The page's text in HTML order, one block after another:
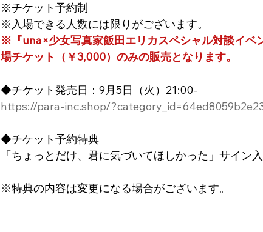
※チケット予約制
※入場できる人数には限りがございます。
※『una×少女写真家飯田エリカスペシャル対談イベ
場チケット（￥3,000）のみの販売となります。
◆チケット発売日：9月5日（火）21:00-
https://para-inc.shop/
◆チケット予約特典
「ちょっとだけ、君に気づいてほしかった」サイン
※特典の内容は変更になる場合がございます。